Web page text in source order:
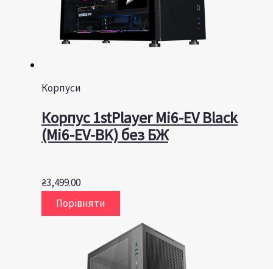
Корпуси
Корпус 1stPlayer Mi6-EV Black
(Mi6-EV-BK) без БЖ
₴3,499.00
Порівняти